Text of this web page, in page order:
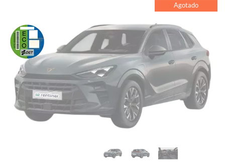
Agotado